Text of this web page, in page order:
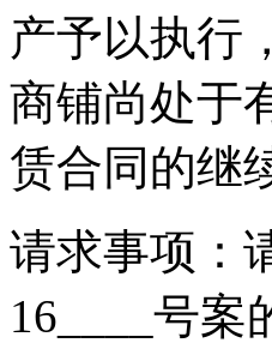
产予以执行
商铺尚处于
赁合同的继
请求事项：
16____号案